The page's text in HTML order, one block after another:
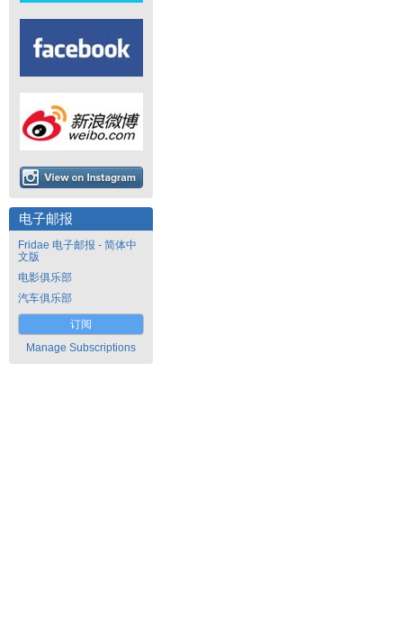
电子邮报
Fridae 电子邮报 - 简体中
文版
电影俱乐部
汽车俱乐部
订阅
Manage Subscriptions